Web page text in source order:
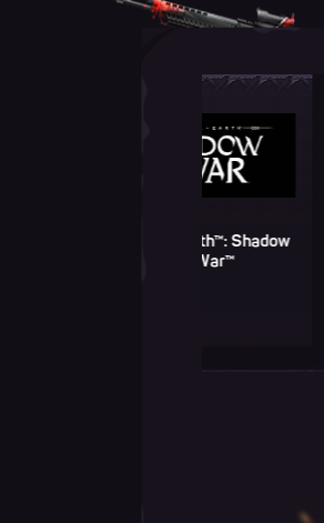
Middle-earth™: Shadow